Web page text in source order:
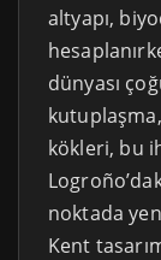
altyapı,
dünyası
kutuplaşma,
kökleri, bu
noktada
Kent